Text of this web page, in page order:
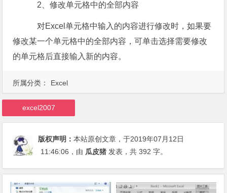
2、修改单元格中的全部内容
对Excel单元格中输入的内容进行修改时，如果要
修改某一个单元格中的全部内容，可单击选择需要修改
的单元格后直接输入新的内容。
所属分类： Excel
excel2007
版权声明：本站原创文章，于2019年07月12日
11:46:06 ，由 瓜皮猪 发表，共 392 字。